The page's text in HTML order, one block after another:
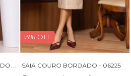
V
ESTIDO PLUS CREPE LISTRADO - 14550
13% OFF
SAIA COURO BORDADO - 06225